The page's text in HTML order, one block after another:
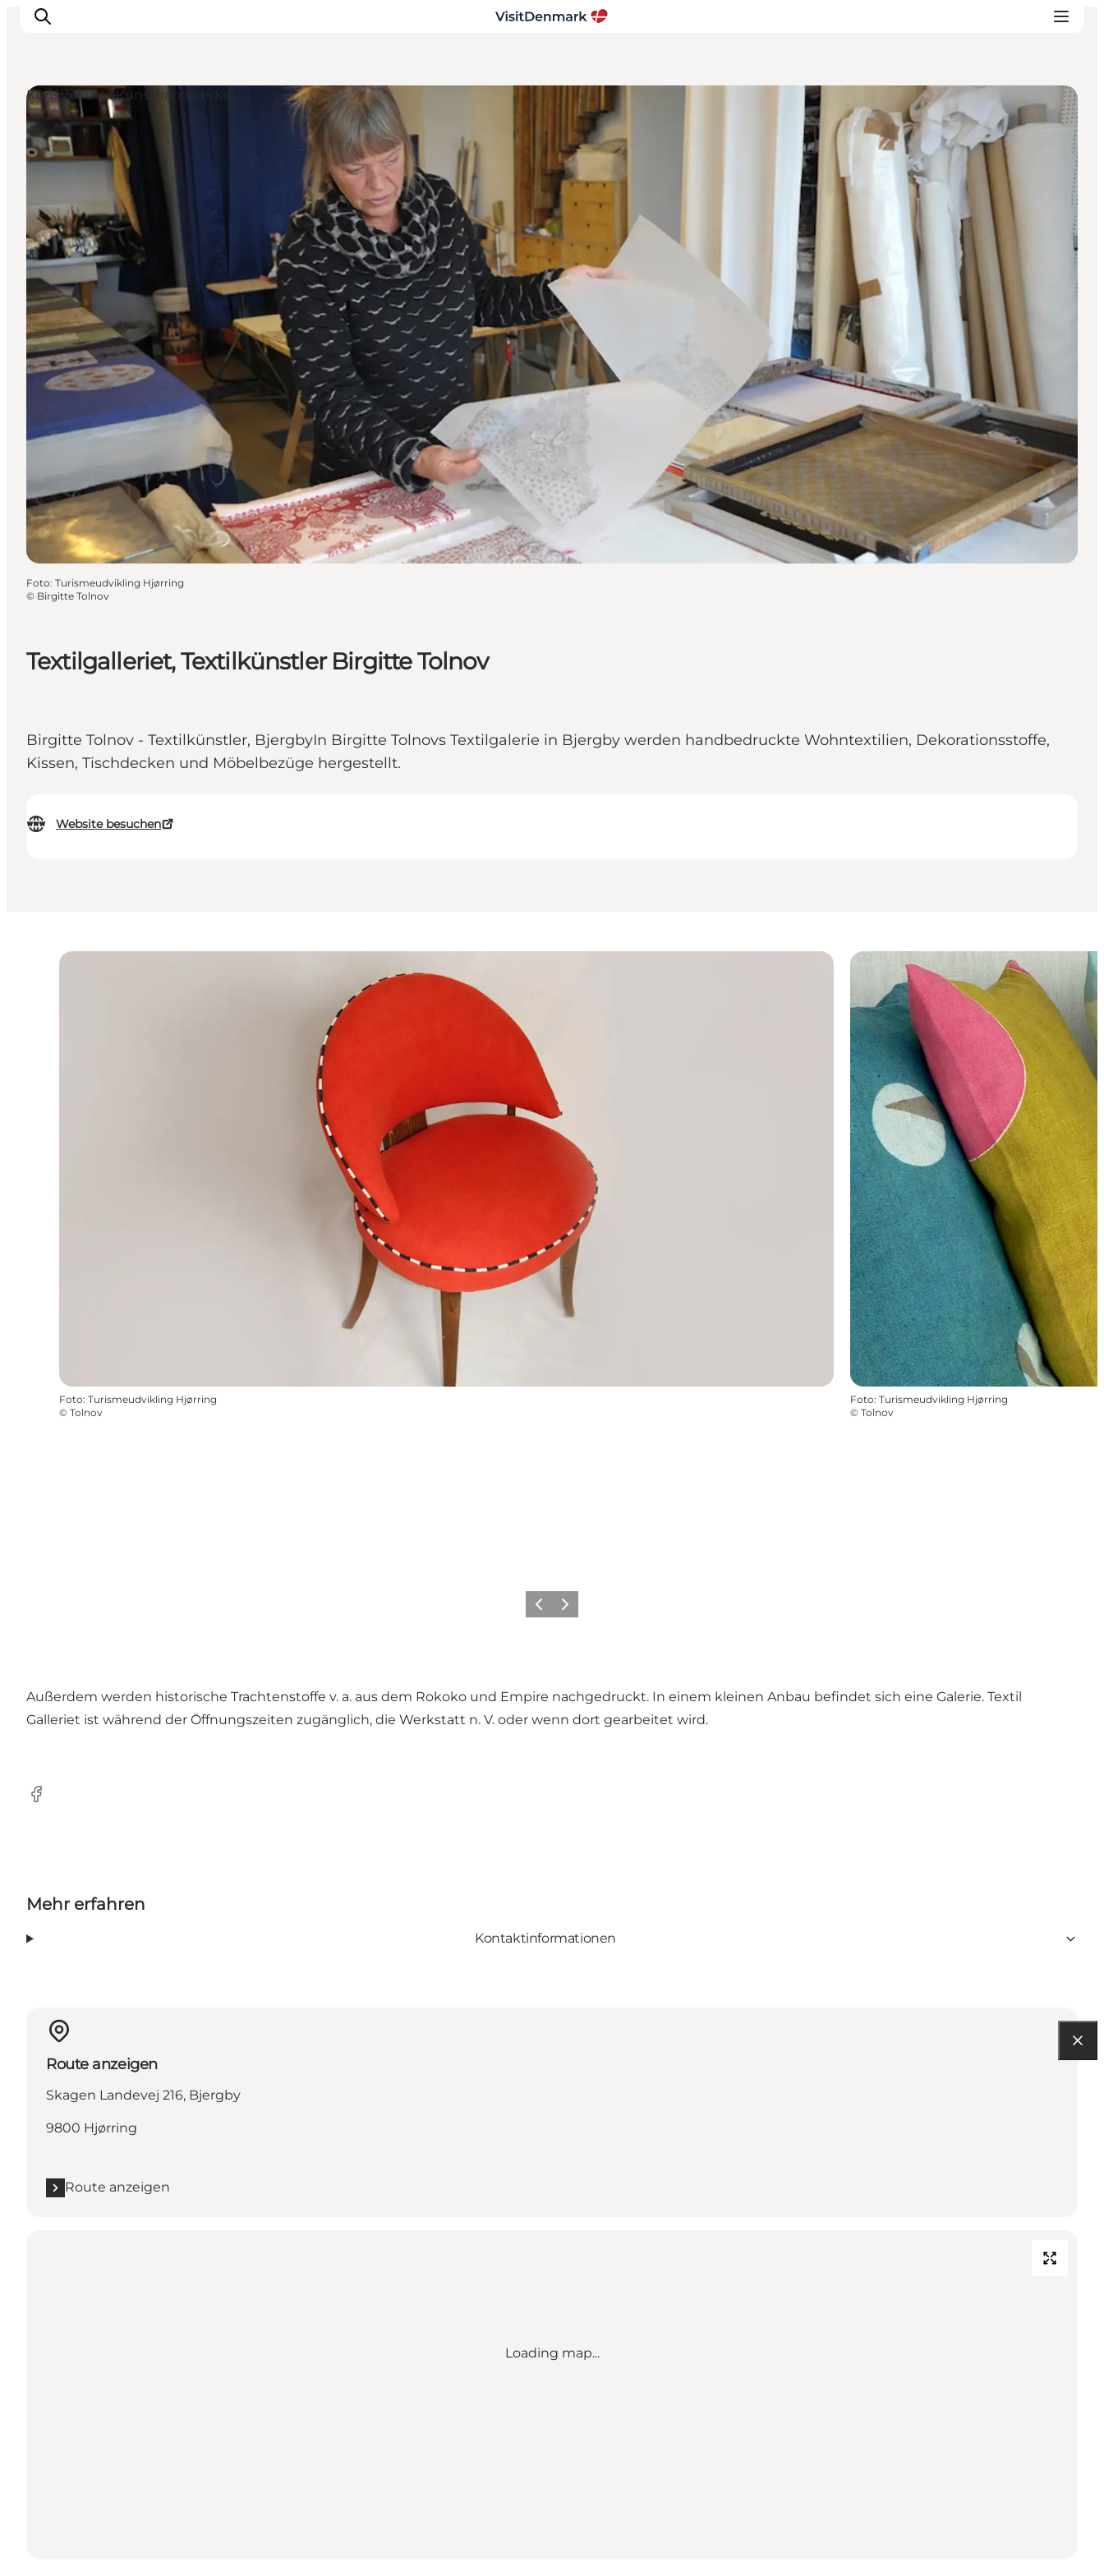
Inspiration
Regionen
Erlebnisse
Unterkünfte
Reiseplanung
Textilgalleriet, Textilkünstler Birgitte Tolnov
Birgitte Tolnov - Textilkünstler, BjergbyIn Birgitte Tolnovs Textilgalerie in Bjergby werden handbedruckte Wohntextilien, Dekorationsstoffe,
Kissen, Tischdecken und Möbelbezüge hergestellt.
Website besuchen
Künstler und Kunsthandwerker
Foto: Turismeudvikling Hjørring
© Birgitte Tolnov
Foto: Turismeudvikling Hjørring
© Tolnov
Foto: Turismeudvikling Hjørring
© Tolnov
ZurückWeiter
Außerdem werden historische Trachtenstoffe v. a. aus dem Rokoko und Empire nachgedruckt. In einem kleinen Anbau befindet sich eine Galerie. Textil
Galleriet ist während der Öffnungszeiten zugänglich, die Werkstatt n. V. oder wenn dort gearbeitet wird.
Facebook
Mehr erfahren
Kontaktinformationen
Route anzeigen
Skagen Landevej 216, Bjergby
9800 Hjørring
Route anzeigen
Loading map...